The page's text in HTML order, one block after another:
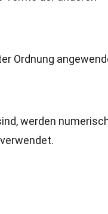
Ordnung
werden